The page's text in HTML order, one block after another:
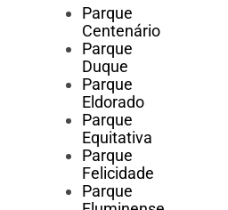
Parque
Centenário
Parque
Duque
Parque
Eldorado
Parque
Equitativa
Parque
Felicidade
Parque